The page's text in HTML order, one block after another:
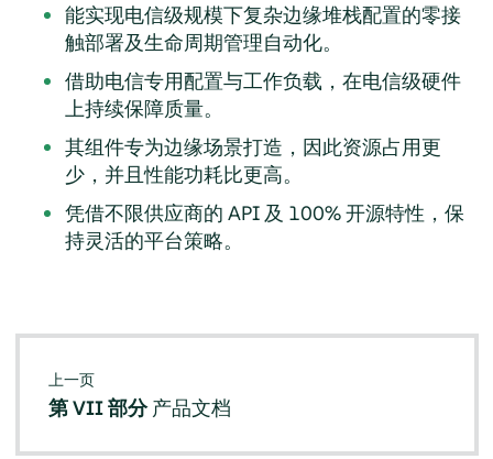
能实现电信级规模下复杂边缘堆栈配置的零接
触部署及生命周期管理自动化。
借助电信专用配置与工作负载，在电信级硬件
上持续保障质量。
其组件专为边缘场景打造，因此资源占用更
少，并且性能功耗比更高。
凭借不限供应商的 API 及 100% 开源特性，保
持灵活的平台策略。
上一页
第 VII 部分产品文档